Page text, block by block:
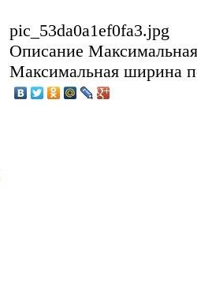
pic_53da0a1ef0fa3.jpg
Описание
Максимальная ширина